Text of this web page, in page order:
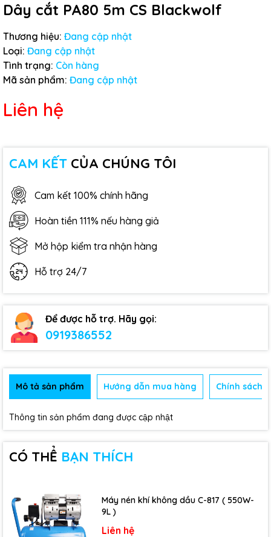
Dây cắt PA80 5m CS Blackwolf
Thương hiệu: Đang cập nhật
Loại: Đang cập nhật
Tình trạng: Còn hàng
Mã sản phẩm: Đang cập nhật
Liên hệ
CAM KẾT CỦA CHÚNG TÔI
Cam kết 100% chính hãng
Hoàn tiền 111% nếu hàng giả
Mở hộp kiểm tra nhận hàng
Hỗ trợ 24/7
Để được hỗ trợ. Hãy gọi:
0919386552
Mô tả sản phẩm Hướng dẫn mua hàng Chính sách
Thông tin sản phẩm đang được cập nhật
CÓ THỂ BẠN THÍCH
Máy nén khí không dầu C-817 ( 550W-
9L )
Liên hệ